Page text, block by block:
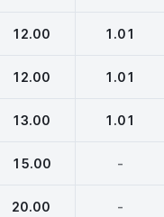
12.00 1.01
12.00 1.01
13.00 1.01
15.00 -
20.00 -